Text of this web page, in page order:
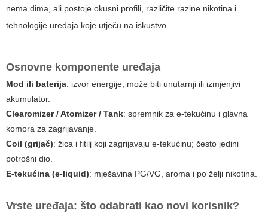
nema dima, ali postoje okusni profili, različite razine nikotina i
tehnologije uređaja koje utječu na iskustvo.
Osnovne komponente uređaja
Mod ili baterija: izvor energije; može biti unutarnji ili izmjenjivi
akumulator.
Clearomizer / Atomizer / Tank: spremnik za e-tekućinu i glavna
komora za zagrijavanje.
Coil (grijač): žica i fitilj koji zagrijavaju e-tekućinu; često jedini
potrošni dio.
E-tekućina (e-liquid): mješavina PG/VG, aroma i po želji nikotina.
Vrste uređaja: što odabrati kao novi korisnik?